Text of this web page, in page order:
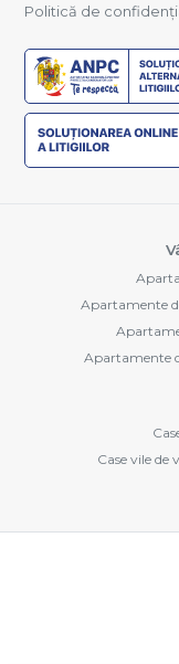
Politică de
Apartamente
Apartamente
Case vile de